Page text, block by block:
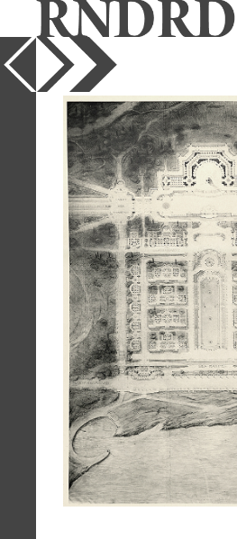
YEAR
1910
PUBLICATION
Les Grands Prix de Rome
DESIGNER
Felix Dumail
TYPE
Full Citation
Felix Dumail. Les Grands Prix de Rome
v.5 1910, 15